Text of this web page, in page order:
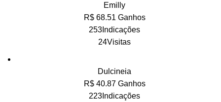
Emilly
R$ 68.51 Ganhos
253Indicações
24Visitas
Dulcineia
R$ 40.87 Ganhos
223Indicações